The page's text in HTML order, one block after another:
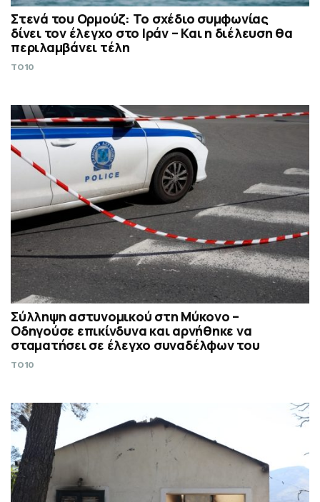
Στενά του Ορμούζ: Το σχέδιο συμφωνίας
δίνει τον έλεγχο στο Ιράν – Και η διέλευση θα
περιλαμβάνει τέλη
TO10
Σύλληψη αστυνομικού στη Μύκονο –
Οδηγούσε επικίνδυνα και αρνήθηκε να
σταματήσει σε έλεγχο συναδέλφων του
TO10